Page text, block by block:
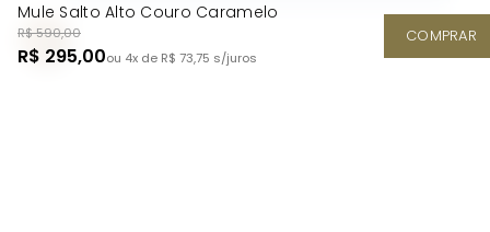
Mule Salto Alto Couro Caramelo
R$ 590,00
R$ 295,00ou 4x de R$ 73,75 s/juros
COMPRAR